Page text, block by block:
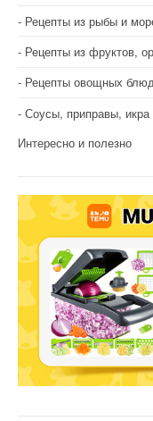
Рецепты из рыбы и
Рецепты из фруктов,
Рецепты овощных
Соусы, приправы,
Интересно и полезно